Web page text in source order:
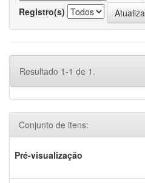
Registro(s)
Resultado 1-1 de 1.
Conjunto de itens:
Pré-visualização